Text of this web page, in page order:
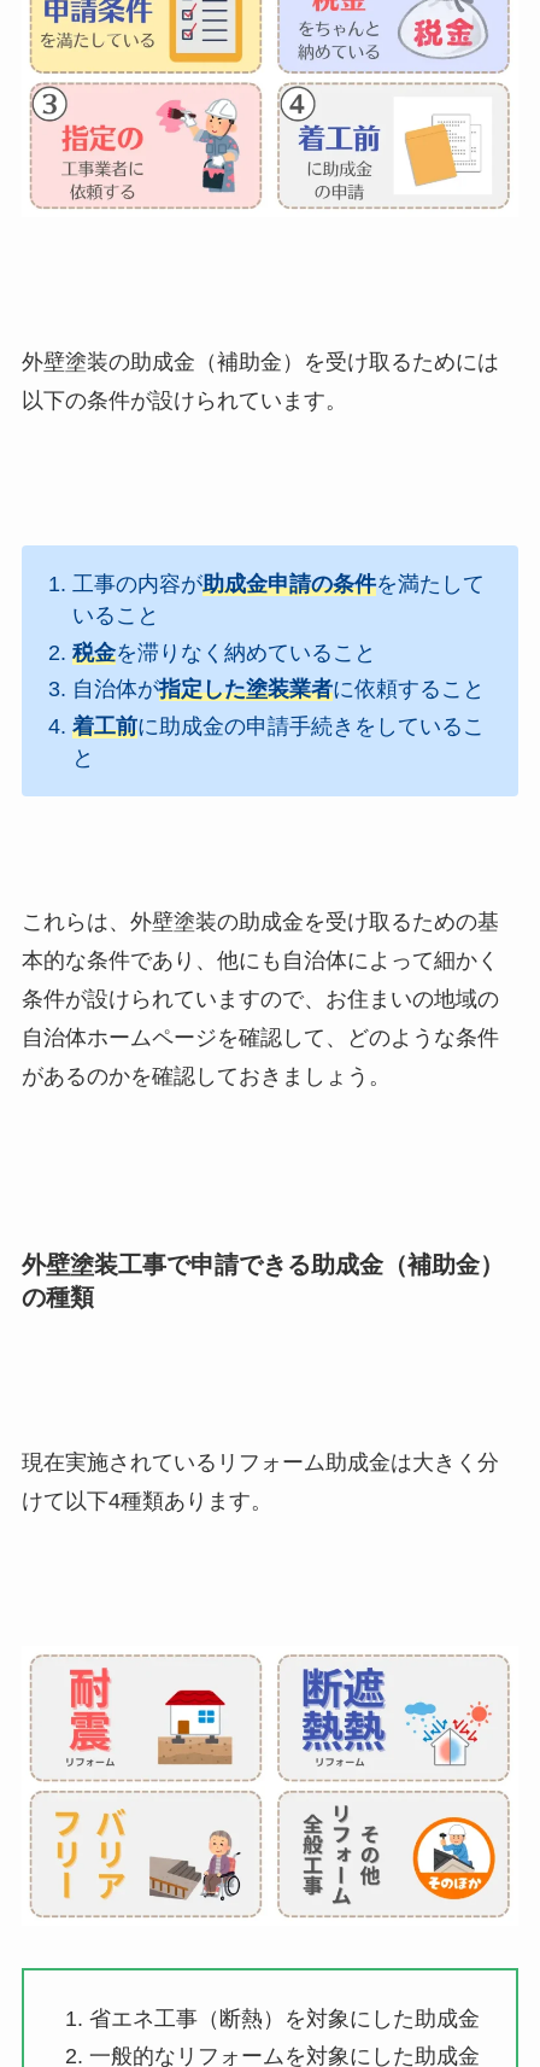
外壁塗装の助成金（補助金）を受け取るためには
以下の条件が設けられています。
工事の内容が助成金申請の条件を満たして
いること
税金を滞りなく納めていること
自治体が指定した塗装業者に依頼すること
着工前に助成金の申請手続きをしているこ
と
これらは、外壁塗装の助成金を受け取るための基
本的な条件であり、他にも自治体によって細かく
条件が設けられていますので、お住まいの地域の
自治体ホームページを確認して、どのような条件
があるのかを確認しておきましょう。
外壁塗装工事で申請できる助成金（補助金）
の種類
現在実施されているリフォーム助成金は大きく分
けて以下4種類あります。
省エネ工事（断熱）を対象にした助成金
一般的なリフォームを対象にした助成金